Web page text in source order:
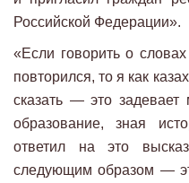
Российской Федерации».
«Если говорить о
повторился, то я как
сказать — это
образование, зная
ответил на это
следующим образом —